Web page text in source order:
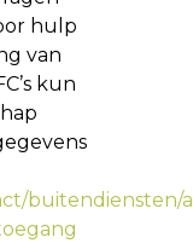
hulp
van
kun
buitendiensten/